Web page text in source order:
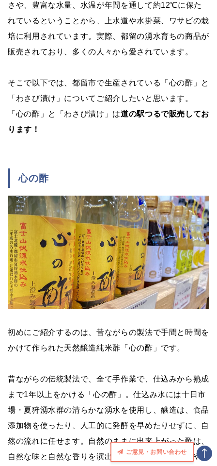
さや、豊富な水量、水温が年間を通して約12℃に保た
れているということから、上水道や水掛菜、ワサビの栽
培に利用されています。実際、都留の湧水育ちの商品が
販売されており、多くの人々から愛されています。
そこで以下では、都留市で生産されている「心の酢」と
「わさび漬け」についてご紹介したいと思います。
「心の酢」と「わさび漬け」は道の駅つるで販売してお
ります！
心の酢
初めにご紹介するのは、昔ながらの製法で手間と時間を
かけて作られた天然醸造純米酢「心の酢」です。
昔ながらの伝統製法で、全て手作業で、仕込みから熟成
まで1年以上をかける「心の酢」。仕込み水には十日市
場・夏狩湧水群の清らかな湧水を使用し、醸造は、食品
添加物を使ったり、人工的に発酵を早めたりせずに、自
然の流れに任せます。自然のままに出来上がった酢は、
自然な味と自然な香りを演出。まろやかさの中に爽やか
ご意見・お問い合わせ